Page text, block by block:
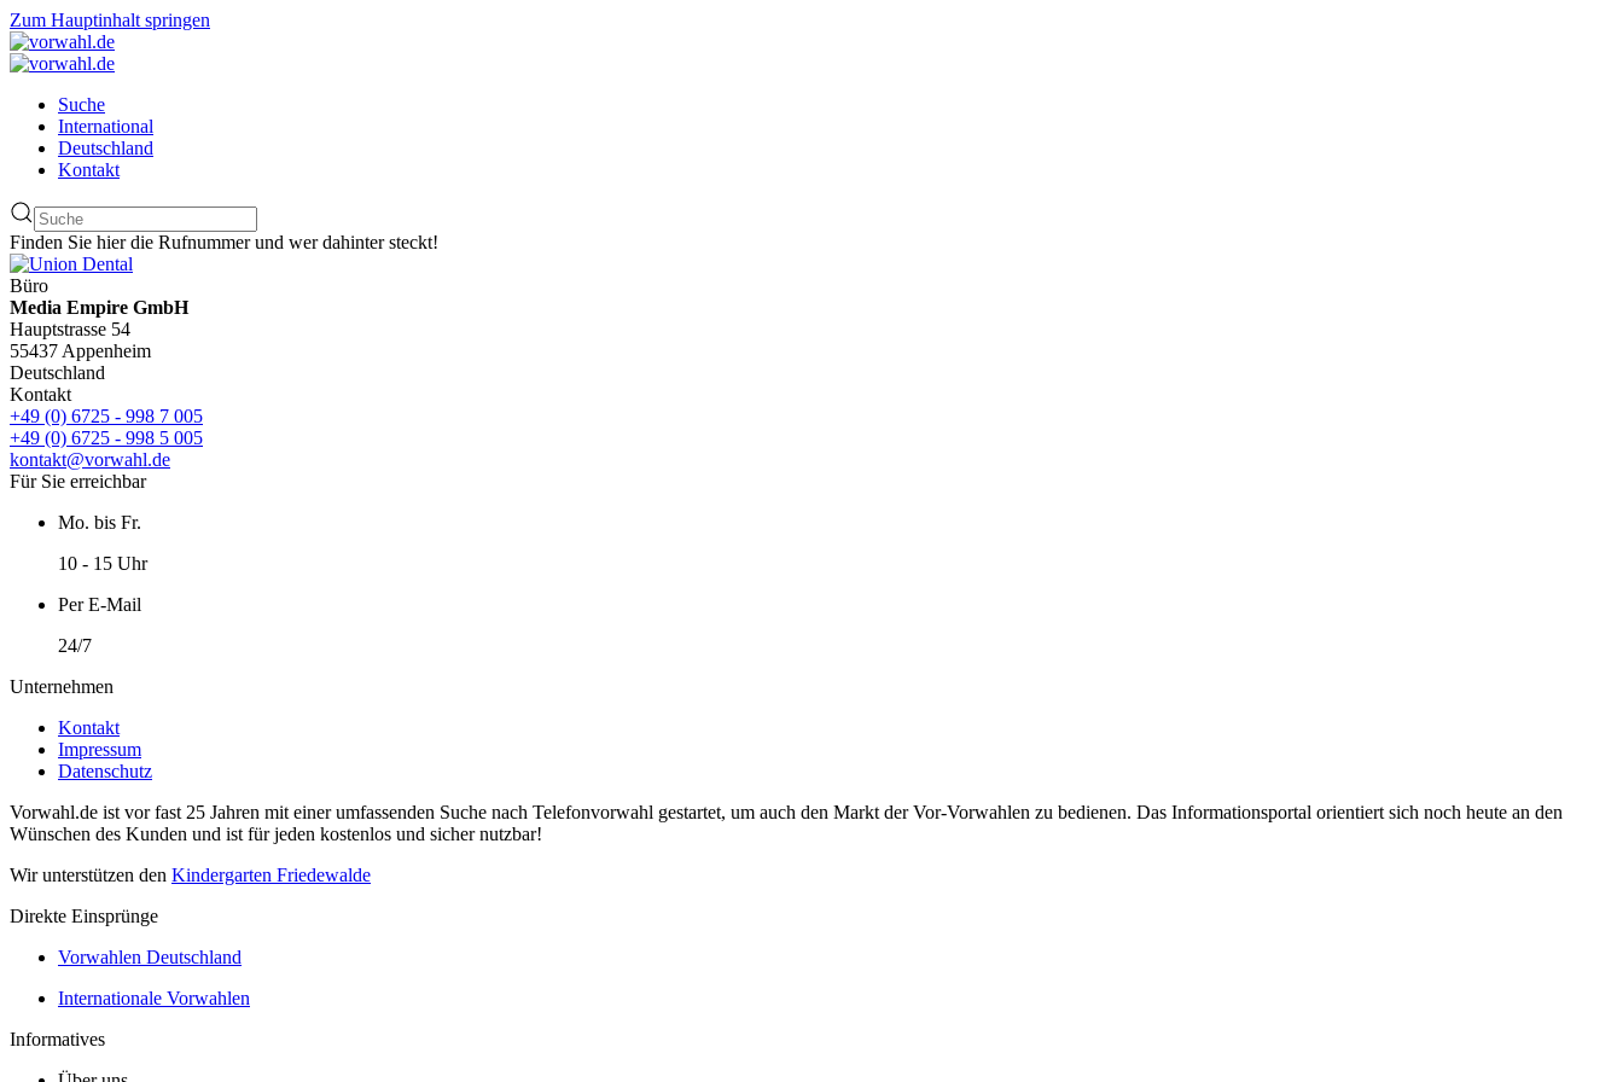
Zum Hauptinhalt springen
Suche
International
Deutschland
Kontakt
Finden Sie hier die Rufnummer und wer dahinter steckt!
Büro
Media Empire GmbH
Hauptstrasse 54
55437 Appenheim
Deutschland
Kontakt
+49 (0) 6725 - 998 7 005
+49 (0) 6725 - 998 5 005
kontakt@vorwahl.de
Für Sie erreichbar
Mo. bis Fr.
10 - 15 Uhr
Per E-Mail
24/7
Unternehmen
Kontakt
Impressum
Datenschutz
Vorwahl.de ist vor fast 25 Jahren mit einer umfassenden Suche nach Telefonvorwahl gestartet, um auch den Markt der Vor-Vorwahlen zu bedienen. Das Informationsportal orientiert sich noch heute an den
Wünschen des Kunden und ist für jeden kostenlos und sicher nutzbar!
Wir unterstützen den Kindergarten Friedewalde
Direkte Einsprünge
Vorwahlen Deutschland
Internationale Vorwahlen
Informatives